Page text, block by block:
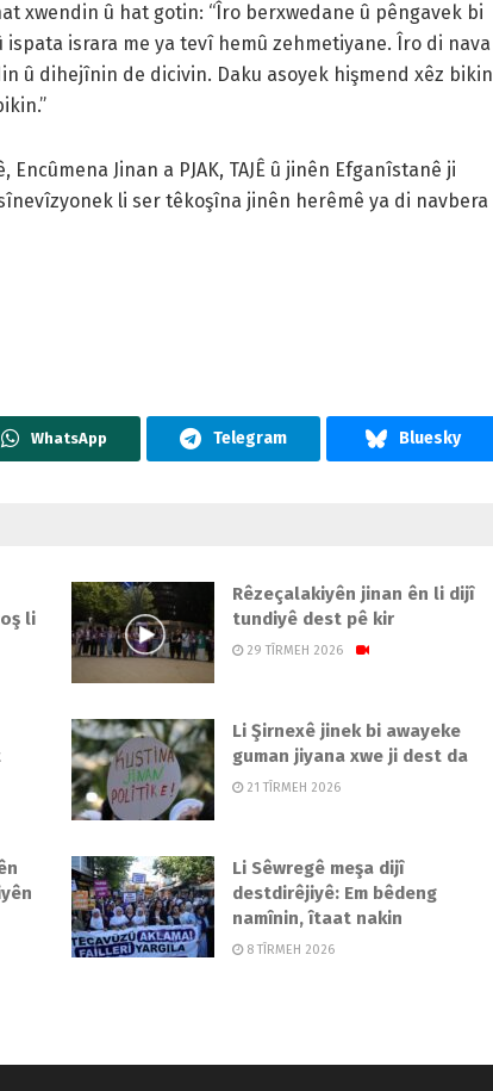
xwendin û hat gotin: “Îro berxwedane û pêngavek bi
israra me ya tevî hemû zehmetiyane. Îro di nava
û dihejînin de dicivin. Daku asoyek hişmend xêz bikin
Jinan a PJAK, TAJÊ û jinên Efganîstanê ji
li ser têkoşîna jinên herêmê ya di navbera
WhatsApp
li
Rêzeçalakiyên jinan ên li dijî
tundiyê dest pê kir
29 TÎRMEH 2026
Li Şirnexê jinek bi awayeke
guman jiyana xwe ji dest da
21 TÎRMEH 2026
Li Sêwregê meşa dijî
destdirêjiyê: Em bêdeng
namînin, îtaat nakin
8 TÎRMEH 2026